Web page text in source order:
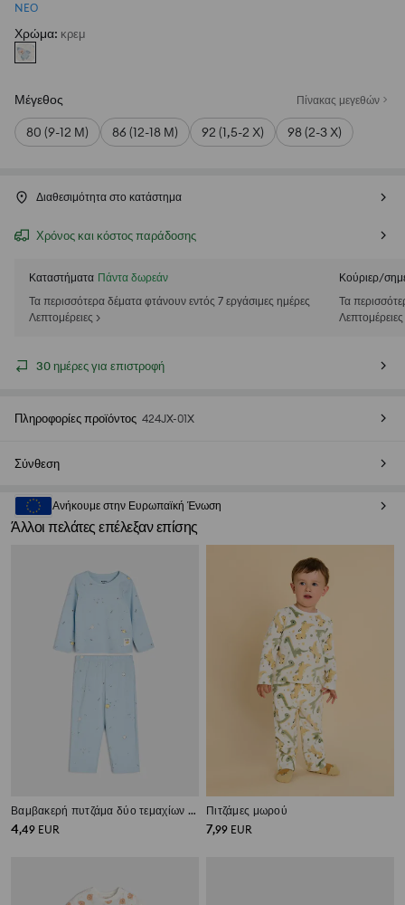
NEΟ
Χρώμα: κρεμ
Μέγεθος Πίνακας μεγεθών
80 (9-12 Μ) 86 (12-18 Μ) 92 (1,5-2 Χ) 98 (2-3 Χ)
Διαθεσιμότητα στο κατάστημα
Χρόνος και κόστος παράδοσης
Καταστήματα Πάντα δωρεάν
Τα περισσότερα δέματα φτάνουν εντός 7 εργάσιμες ημέρες
Λεπτομέρειες >
Κούριερ/
Τα
Λεπτομέρειες
30 ημέρες για επιστροφή
Πληροφορίες προϊόντος 424JX-01X
Σύνθεση
Ανήκουμε στην Ευρωπαϊκή Ένωση
Άλλοι πελάτες επέλεξαν επίσης
Βαμβακερή πυτζάμα δύο τεμαχίων με σχέδιο διάστημα
4,49 EUR
Πιτζάμες μωρού
7,99 EUR